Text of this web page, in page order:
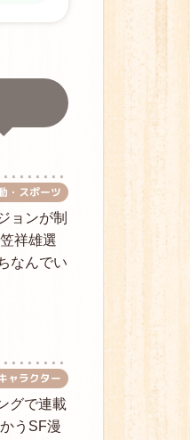
・スポーツ
ョンが制
祥雄選
なんでい
ャラクター
グで連載
うSF漫